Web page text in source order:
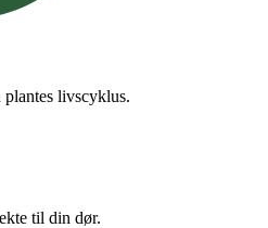
livscyklus.
til din dør.